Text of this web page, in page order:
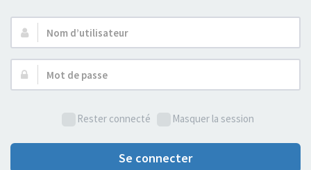
Nom
Mot
Rester connecté Masquer la session
Se connecter